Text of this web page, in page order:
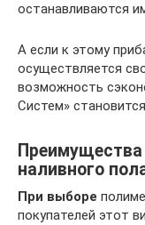
останавливаются
А если к этому
осуществляется
возможность
Систем»
Преимущества
наливного
При выборе
покупателей этот